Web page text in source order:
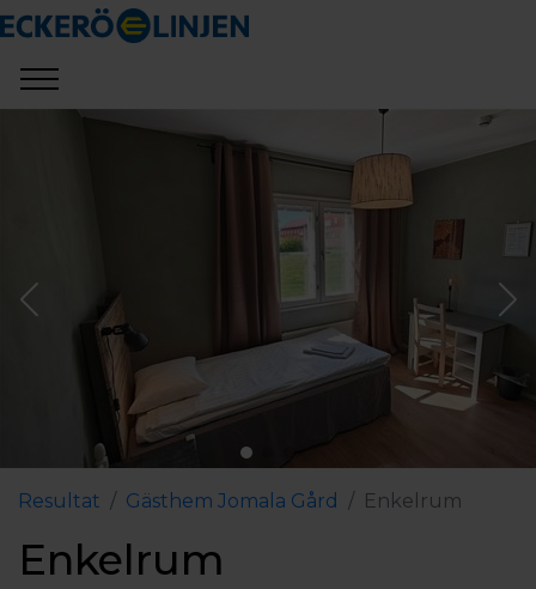
Resultat Gästhem Jomala Gård Enkelrum
Enkelrum